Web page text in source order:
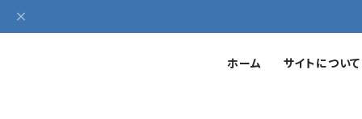
ホーム サイトについて